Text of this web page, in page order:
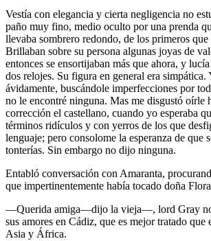
Vestía con elegancia y cierta negligencia no
paño muy fino, medio oculto por una prenda
llevaba sombrero redondo, de los primeros que
Brillaban sobre su persona algunas joyas de
entonces se ensortijaban más que ahora, y
dos relojes. Su figura en general era simpática.
ávidamente, buscándole imperfecciones por
no le encontré ninguna. Mas me disgustó oírle
corrección el castellano, cuando yo esperaba
términos ridículos y con yerros de los que
lenguaje; pero consolome la esperanza de que
tonterías. Sin embargo no dijo ninguna.
Entabló conversación con Amaranta,
que impertinentemente había tocado doña
—Querida amiga—dijo la vieja—, lord Gray
sus amores en Cádiz, que es mejor tratado que
Asia y África.